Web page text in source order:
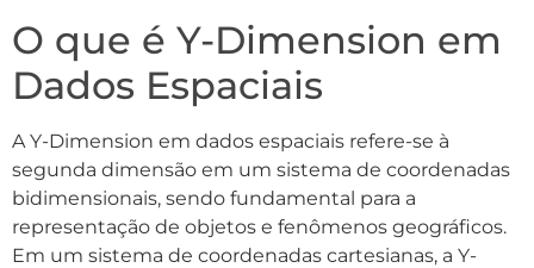
O que é Y-Dimension em
Dados Espaciais
A Y-Dimension em dados espaciais refere-se à
segunda dimensão em um sistema de coordenadas
bidimensionais, sendo fundamental para a
representação de objetos e fenômenos geográficos.
Em um sistema de coordenadas cartesianas, a Y-